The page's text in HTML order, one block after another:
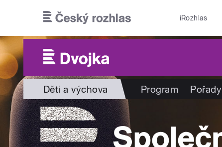
iRozhlas
Děti a výchova Program Pořady